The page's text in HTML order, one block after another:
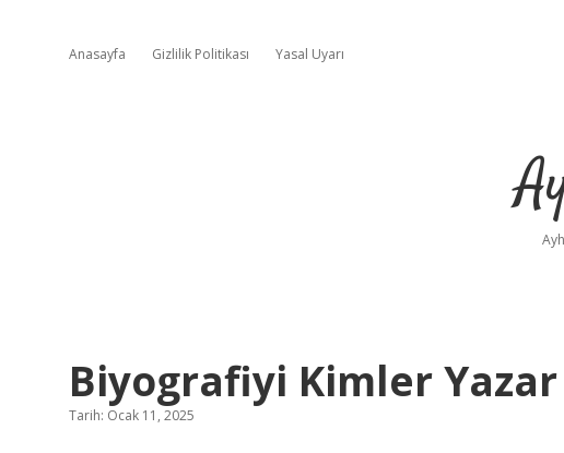
Anasayfa Gizlilik Politikası Yasal Uyarı
Biyografiyi Kimler Yazar
Tarih: Ocak 11, 2025